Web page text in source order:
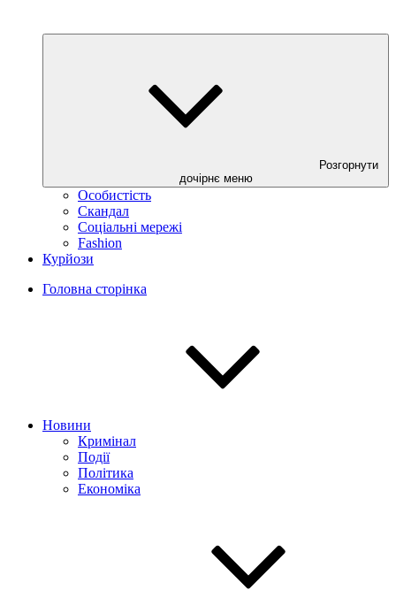
Розгорнути
дочірнє меню
Особистість
Скандал
Соціальні мережі
Fashion
Курйози
Головна сторінка
Новини
Кримінал
Події
Політика
Економіка